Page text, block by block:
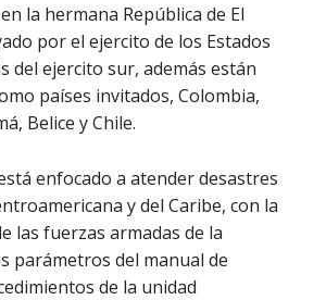
la hermana República de El
por el ejercito de los Estados
del ejercito sur, además están
países invitados, Colombia,
Belice y Chile.
enfocado a atender desastres
y del Caribe, con la
las fuerzas armadas de la
parámetros del manual de
de la unidad